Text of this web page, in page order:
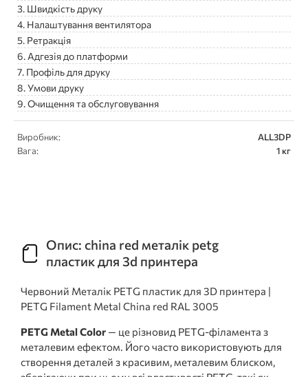
3. Швидкість друку
4. Налаштування вентилятора
5. Ретракція
6. Адгезія до платформи
7. Профіль для друку
8. Умови друку
9. Очищення та обслуговування
Виробник:
ALL3DP
Вага:
1 кг
Опис: china red металік petg
пластик для 3d принтера
Червоний Металік PETG пластик для 3D принтера |
PETG Filament Metal China red RAL 3005
PETG Metal Color — це різновид PETG-філамента з
металевим ефектом. Його часто використовують для
створення деталей з красивим, металевим блиском,